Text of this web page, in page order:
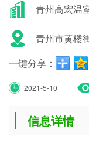
青州高宏温
青州市黄楼
一键分享：
2021-5-10
信息详情